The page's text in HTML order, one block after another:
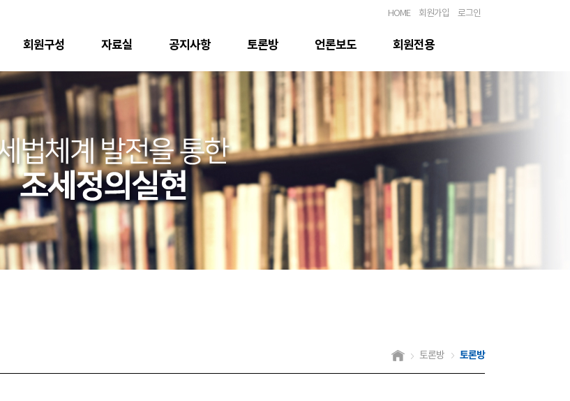
HOME 회원가입 로그인
회원구성 자료실 공지사항 토론방 언론보도 회원전용
토론방 토론방